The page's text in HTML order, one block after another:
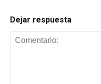
Dejar respuesta